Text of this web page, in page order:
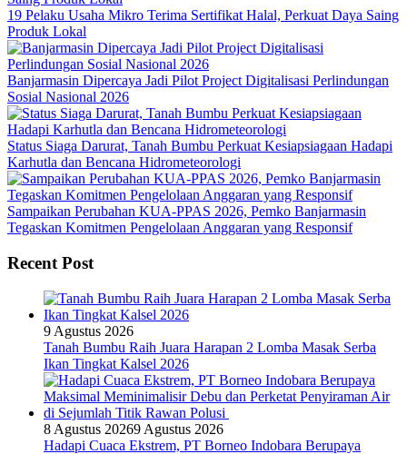
19 Pelaku Usaha Mikro Terima Sertifikat Halal, Perkuat Daya Saing
Produk Lokal
Banjarmasin Dipercaya Jadi Pilot Project Digitalisasi Perlindungan
Sosial Nasional 2026
Status Siaga Darurat, Tanah Bumbu Perkuat Kesiapsiagaan Hadapi
Karhutla dan Bencana Hidrometeorologi
Sampaikan Perubahan KUA-PPAS 2026, Pemko Banjarmasin
Tegaskan Komitmen Pengelolaan Anggaran yang Responsif
Recent Post
9 Agustus 2026
Tanah Bumbu Raih Juara Harapan 2 Lomba Masak Serba
Ikan Tingkat Kalsel 2026
8 Agustus 20269 Agustus 2026
Hadapi Cuaca Ekstrem, PT Borneo Indobara Berupaya